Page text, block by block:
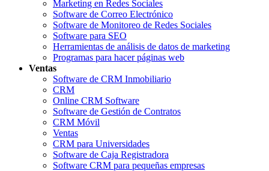
Marketing en Redes Sociales
Software de Correo Electrónico
Software de Monitoreo de Redes Sociales
Software para SEO
Herramientas de análisis de datos de marketing
Programas para hacer páginas web
Ventas
Software de CRM Inmobiliario
CRM
Online CRM Software
Software de Gestión de Contratos
CRM Móvil
Ventas
CRM para Universidades
Software de Caja Registradora
Software CRM para pequeñas empresas